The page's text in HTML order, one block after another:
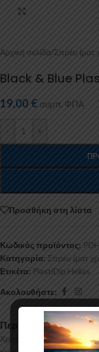
Αρχική σελίδα/Σπρέυ (ματ
Black & Blue
19,00 € συμπ. ΦΠΑ
- +
Προσθήκη στη λίστα
Κωδικός προϊόντος:
Κατηγορία: Σπρέυ (ματ
Ετικέτα: PlastiDip Hellas
Ακολουθήστε:
Περιγραφή
Χρησιμοποιείστε το